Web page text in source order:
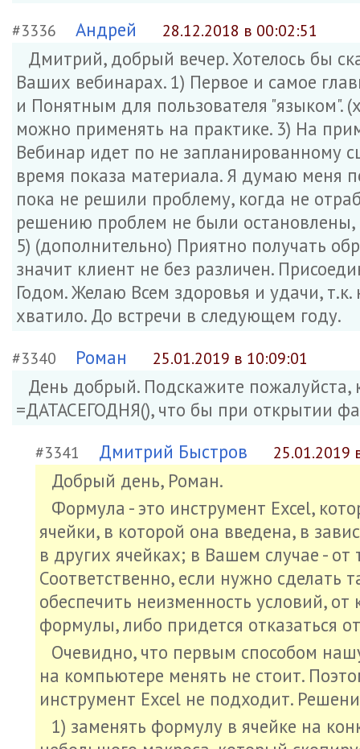
#3336 Андрей 28.12.2018 в 00:02:51
Дмитрий, добрый вечер. Хотелось бы
Ваших вебинарах. 1) Первое и самое
и Понятным для пользователя "языком".
можно применять на практике. 3) На
Вебинар идет по не запланированному
время показа материала. Я думаю меня
пока не решили проблему, когда не
решению проблем не были остановлены,
5) (дополнительно) Приятно получать
значит клиент не без различен.
Годом. Желаю Всем здоровья и удачи,
хватило. До встречи в следующем году.
#3340 Роман 25.01.2019 в 10:09:01
День добрый. Подскажите
=ДАТАСЕГОДНЯ(), что бы при открытии
#3341 Дмитрий Быстров 25.01.2019
Добрый день, Роман.
Формула - это инструмент Excel,
ячейки, в которой она введена, в
в других ячейках; в Вашем случае -
Соответственно, если нужно сделать
обеспечить неизменность условий,
формулы, либо придется отказаться
Очевидно, что первым способом
на компьютере менять не стоит.
инструмент Excel не подходит.
1) заменять формулу в ячейке на